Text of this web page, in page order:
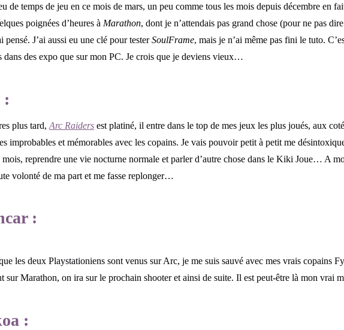
de temps de jeu en ce mois de mars, un peu comme tous les mois depuis décembre en
poignées d’heures à Marathon, dont je n’attendais pas grand chose (pour ne pas
pensé. J’ai aussi eu une clé pour testerSoulFrame, mais je n’ai même pas fini le tuto.
dans des expo que sur mon PC. Je crois que je deviens vieux…
:
plus tard, Arc Raiders est platiné, il entre dans le top de mes jeux les plus joués, aux
improbables et mémorables avec les copains. Je vais pouvoir petit à petit me
mois, reprendre une vie nocturne normale et parler d’autre chose dans le Kiki Joue… A
volonté de ma part et me fasse replonger…
:
les deux Playstationiens sont venus sur Arc, je me suis sauvé avec mes vrais copains
sur Marathon, on ira sur le prochain shooter et ainsi de suite. Il est peut-être là mon vrai
: